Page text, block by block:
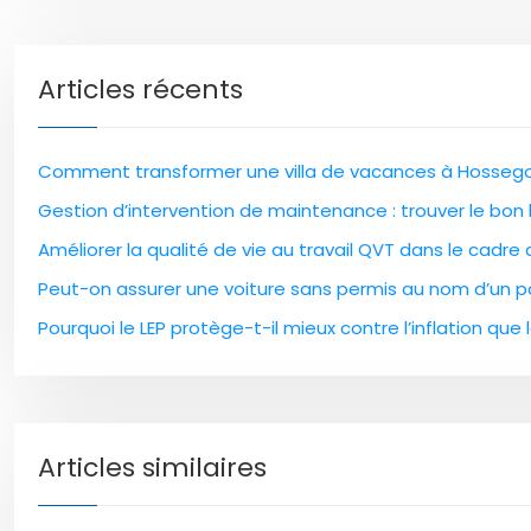
Articles récents
Comment transformer une villa de vacances à
Gestion d’intervention de maintenance : trouver le bon
Améliorer la qualité de vie au travail QVT dans le cadre
Peut-on assurer une voiture sans permis au nom d’un
Pourquoi le LEP protège-t-il mieux contre l’inflation que
Articles similaires